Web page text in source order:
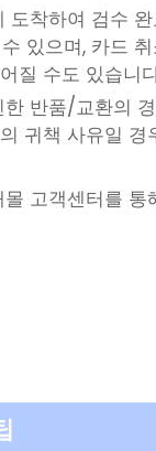
착하여 검수
있으며, 카드
질 수도 있습니
반품/교환의
귀책 사유일
고객센터를